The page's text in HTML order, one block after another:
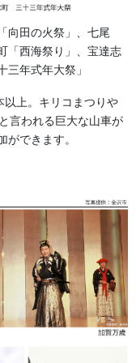
ります！ご購入はこ
向田の火祭」、七尾
「西海祭り」、宝達志
年式年大祭」
上。キリコまつりや
言われる巨大な山車が
ができます。